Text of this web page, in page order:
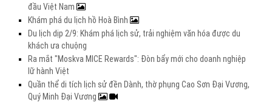
đầu Việt Nam
Khám phá du lịch hồ Hoà Bình
Du lịch dịp 2/9: Khám phá lịch sử, trải nghiệm văn hóa được du
khách ưa chuộng
Ra mắt "Moskva MICE Rewards": Đòn bẩy mới cho doanh nghiệp
lữ hành Việt
Quần thể di tích lịch sử đền Dành, thờ phụng Cao Sơn Đại Vương,
Quý Minh Đại Vương